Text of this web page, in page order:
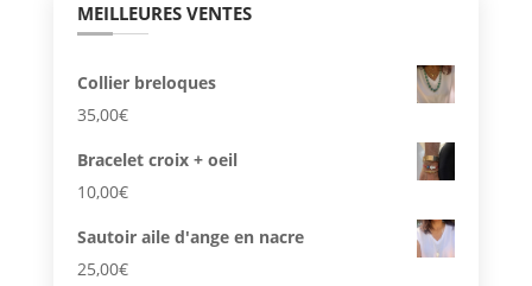
MEILLEURES VENTES
Collier breloques
35,00€
Bracelet croix + oeil
10,00€
Sautoir aile d'ange en nacre
25,00€